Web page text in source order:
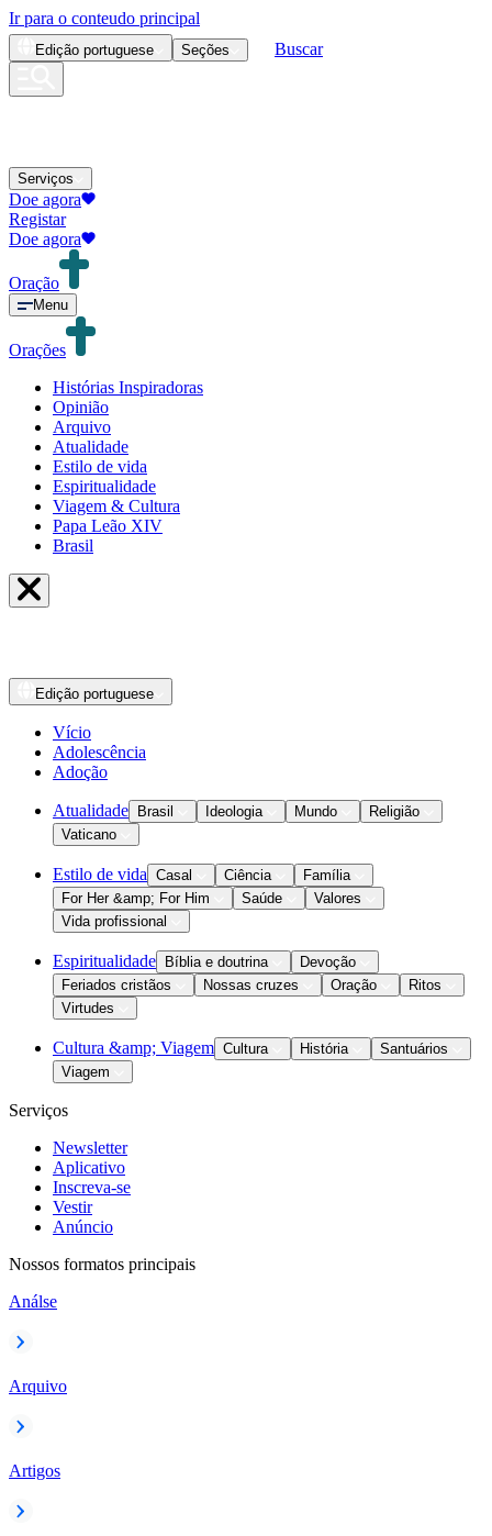
Ir para o conteudo principal
Edição portuguese Seções Buscar
Serviços
Doe agora
Registar
Doe agora
Oração
Menu
Orações
Histórias Inspiradoras
Opinião
Arquivo
Atualidade
Estilo de vida
Espiritualidade
Viagem & Cultura
Papa Leão XIV
Brasil
Edição portuguese
Vício
Adolescência
Adoção
Atualidade Brasil Ideologia Mundo
Religião
Vaticano
Estilo de vida Casal Ciência
Família
For Her &amp; For Him
Saúde
Valores
Vida profissional
Espiritualidade Bíblia e doutrina
Devoção
Feriados cristãos
Nossas cruzes Oração
Ritos
Virtudes
Cultura &amp; Viagem Cultura História
Santuários
Viagem
Serviços
Newsletter
Aplicativo
Inscreva-se
Vestir
Anúncio
Nossos formatos principais
Análse
Arquivo
Artigos